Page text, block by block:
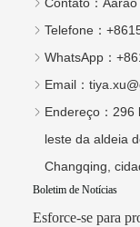
Telefone：
WhatsApp：
Email：
Endereço： 296
leste da aldeia
Changqing,
Boletim de Notícias
Esforce-se para